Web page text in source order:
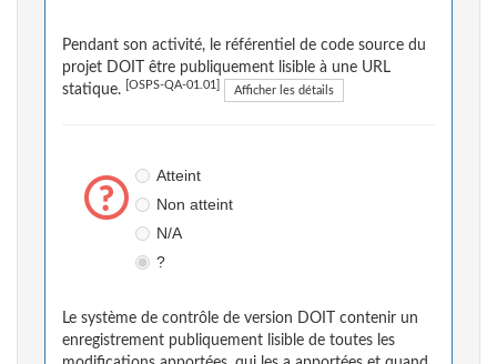
Pendant son activité, le référentiel de code source du
projet DOIT être publiquement lisible à une URL
statique.
[OSPS-QA-01.01] Afficher les détails
Atteint
Non atteint
N/A
?
Le système de contrôle de version DOIT contenir un
enregistrement publiquement lisible de toutes les